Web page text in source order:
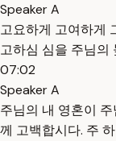
Speaker A
고요하게 고여하게
고하심 심을 주님의
07:02
Speaker A
주님의 내 영혼이
께 고백합시다. 주